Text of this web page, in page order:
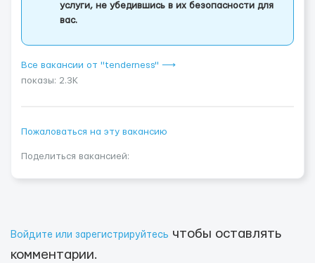
услуги, не убедившись в их безопасности для
вас.
Все вакансии от "tenderness" ⟶
показы: 2.3K
Пожаловаться на эту вакансию
Поделиться вакансией:
Войдите или зарегистрируйтесь чтобы оставлять
комментарии.